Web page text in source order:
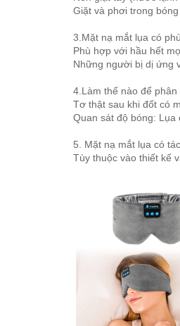
Giặt và phơi trong
3.Mặt nạ mắt lụa có
Phù hợp với hầu hết
Những người bị dị ứng
4.Làm thế nào để
Tơ thật sau khi đốt có
Quan sát độ bóng: Lụa
5. Mặt nạ mắt lụa có
Tùy thuộc vào thiết kế